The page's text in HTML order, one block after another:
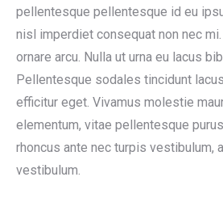
pellentesque pellentesque id eu
nisl imperdiet consequat non nec
ornare arcu. Nulla ut urna eu lacus
Pellentesque sodales tincidunt
efficitur eget. Vivamus molestie
elementum, vitae pellentesque
rhoncus ante nec turpis vestibulum,
vestibulum.